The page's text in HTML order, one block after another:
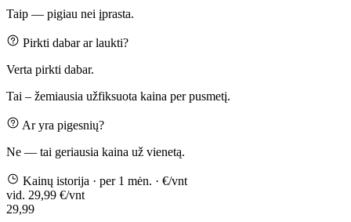
Taip — pigiau nei įprasta.
Pirkti dabar ar laukti?
Verta pirkti dabar.
Tai – žemiausia užfiksuota kaina per pusmetį.
Ar yra pigesnių?
Ne — tai geriausia kaina už vienetą.
Kainų istorija · per 1 mėn. · €/vnt
vid. 29,99 €/vnt
29,99